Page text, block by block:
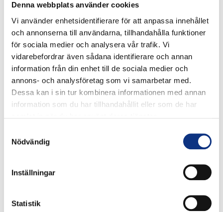
Denna webbplats använder cookies
Vi använder enhetsidentifierare för att anpassa innehållet
och annonserna till användarna, tillhandahålla funktioner
för sociala medier och analysera vår trafik. Vi
vidarebefordrar även sådana identifierare och annan
information från din enhet till de sociala medier och
annons- och analysföretag som vi samarbetar med.
Dessa kan i sin tur kombinera informationen med annan
information som du har tillhandahållit eller som de har
Nödvändig
Inställningar
Statistik
• Stort intervall för arbetstryck och arbetstemperatur
• Bra vibrationsdämpning
• Nötningsbeständigt
• Längdmarkering som inte försvinner
• Stort urval av färger för att underlätta identifiering av
kretsar
• Silikonfritt
Marknader:
• Förpackning
Applikationer:
• Tryckluftsmatning med lågt tryck